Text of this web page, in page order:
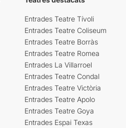
Entrades Teatre Tívoli
Entrades Teatre Coliseum
Entrades Teatre Borràs
Entrades Teatre Romea
Entrades La Villarroel
Entrades Teatre Condal
Entrades Teatre Victòria
Entrades Teatre Apolo
Entrades Teatre Goya
Entrades Espai Texas